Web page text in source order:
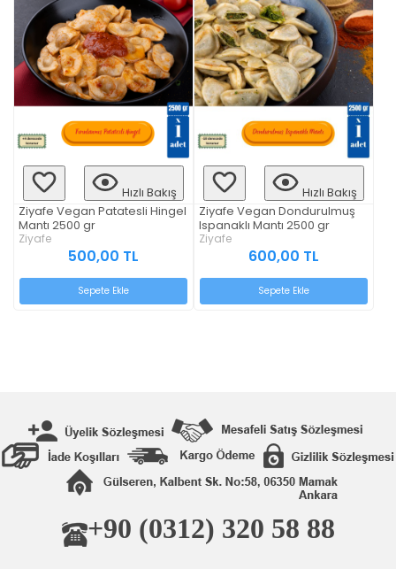
Hızlı Bakış
Ziyafe Vegan Patatesli Hingel
Mantı 2500 gr
Ziyafe
500,00 TL
Sepete Ekle
Hızlı Bakış
Ziyafe Vegan Dondurulmuş
Ispanaklı Mantı 2500 gr
Ziyafe
600,00 TL
Sepete Ekle
+90 (0312) 320 58 88